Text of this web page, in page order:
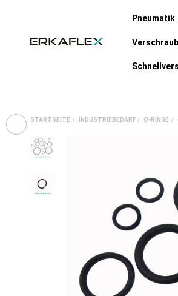
Pneumatik
STARTSEITE INDUSTRIEBEDARF O-RINGE